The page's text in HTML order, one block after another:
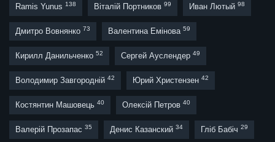
Ramis Yunus 138 Віталій Портников 99 Иван Лютый 98
Дмитро Вовнянко 73 Валентина Емінова 59
Кирилл Данильченко 52 Сергей Ауслендер 49
Володимир Завгородній 42 Юрий Христензен 42
Костянтин Машовець 40 Олексій Петров 40
Валерій Прозапас 35 Денис Казанский 34 Гліб Бабіч 29